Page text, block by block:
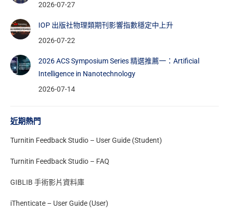
2026-07-27
IOP 出版社物理類期刊影響指數穩定中上升
2026-07-22
2026 ACS Symposium Series 精選推薦一：Artificial
Intelligence in Nanotechnology
2026-07-14
近期熱門
Turnitin Feedback Studio – User Guide (Student)
Turnitin Feedback Studio – FAQ
GIBLIB 手術影片資料庫
iThenticate – User Guide (User)